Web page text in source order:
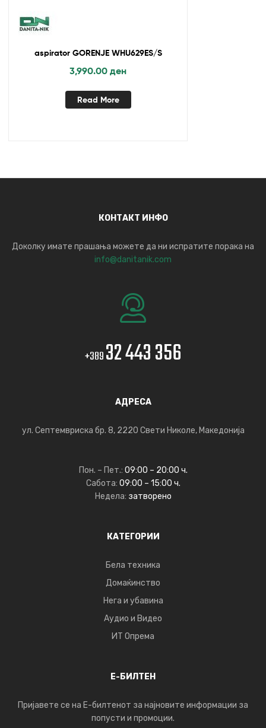
aspirator GORENJE WHU629ES/S
3,990.00 ден
Read More
КОНТАКТ ИНФО
Доколку имате прашања можете да ни испратите порака на
info@danitanik.com
+38932 443 356
АДРЕСА
ул. Септемвриска бр. 8, 2220 Свети Николе, Македонија
Пон. – Пет.: 09:00 – 20:00 ч.
Сабота: 09:00 – 15:00 ч.
Недела: затворено
КАТЕГОРИИ
Бела техника
Домаќинство
Нега и убавина
Аудио и Видео
ИТ Опрема
Е-БИЛТЕН
Пријавете се на Е-билтенот за најновите информации за
попусти и промоции.